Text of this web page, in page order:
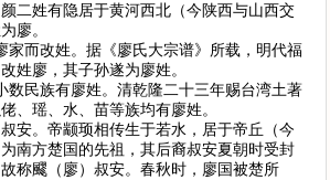
二姓有隐居于黄河西北（今陕西与山西交
廖。
家而改姓。据《廖氏大宗谱》所载，明代福
姓廖，其子孙遂为廖姓。
数民族有廖姓。清乾隆二十三年赐台湾土著
、瑶、水、苗等族均有廖姓。
安。帝颛顼相传生于若水，居于帝丘（今
南方楚国的先祖，其后裔叔安夏朝时受封
称飂（廖）叔安。春秋时，廖国被楚所